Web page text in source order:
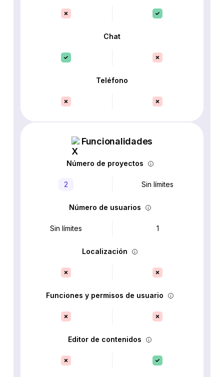
Chat
Teléfono
Funcionalidades
Número de proyectos
2 Sin límites
Número de usuarios
Sin límites 1
Localización
Funciones y permisos de usuario
Editor de contenidos